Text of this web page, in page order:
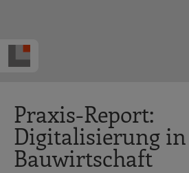
Praxis-Report:
Digitalisierung
Bauwirtschaft